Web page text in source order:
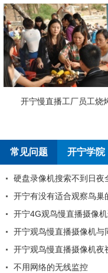
直播工厂员工烧烤
常见问题 开宁学院
机搜索不到日夜全彩网络摄
有适合观察鸟巢的慢直播摄
鸟慢直播摄像机适合使用
慢直播摄像机与同类产品相
慢直播摄像机夜视效果怎么
的无线监控